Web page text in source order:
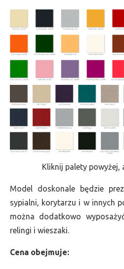
Kliknij palety powyżej,
Model doskonale będzie
sypialni, korytarzu i w innych
można dodatkowo
relingi i wieszaki.
Cena obejmuje: